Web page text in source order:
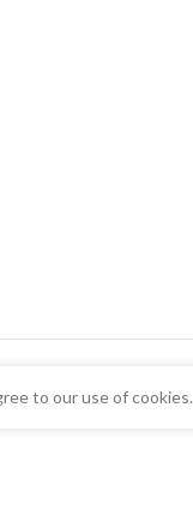
to our use of cookies.